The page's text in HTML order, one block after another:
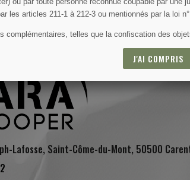
Lafosse, Saint-Côme-du-Mont, 50500
les articles 211-1 à 212-3 ou mentionnés par la loi
complémentaires, telles que la confiscation des
J'AI COMPRIS